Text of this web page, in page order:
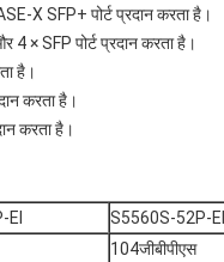
X SFP+ पोर्ट प्रदान करता है।
× SFP पोर्ट प्रदान करता है।
है।
करता है।
करता है।
S5560S-52P-EI
104जीबीपीएस